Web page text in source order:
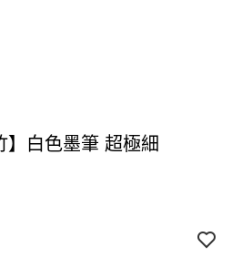
】白色墨筆 超極細